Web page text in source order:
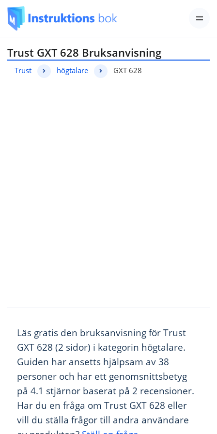
Trust GXT 628 Bruksanvisning
Trust högtalare GXT 628
Läs gratis den bruksanvisning för Trust
GXT 628 (2 sidor) i kategorin högtalare.
Guiden har ansetts hjälpsam av 38
personer och har ett genomsnittsbetyg
på 4.1 stjärnor baserat på 2 recensioner.
Har du en fråga om Trust GXT 628 eller
vill du ställa frågor till andra användare